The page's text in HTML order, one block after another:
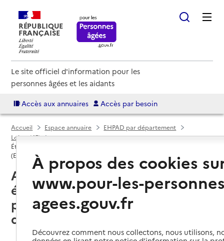
RÉPUBLIQUE
FRANÇAISE
Le site officiel d'information pour les
personnes âgées et les aidants
Accès aux annuaires Accès par besoin
Accueil Espace annuaire
EHPAD par département
Loiret (45)
Établissement d'hébergement pour personnes âgées dépendantes
(EHPAD)
Amilly (45200) : liste des 3
établissements d'hébergement
pour personnes âgées
dépendantes (EHPAD)
À propos des cookies
www.pour-les-
agees.gouv.fr
Découvrez comment nous collectons, nous utilisons,